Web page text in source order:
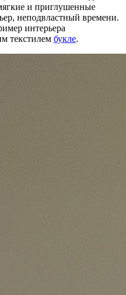
и приглушенные
неподвластный времени.
интерьера
текстилем букле.